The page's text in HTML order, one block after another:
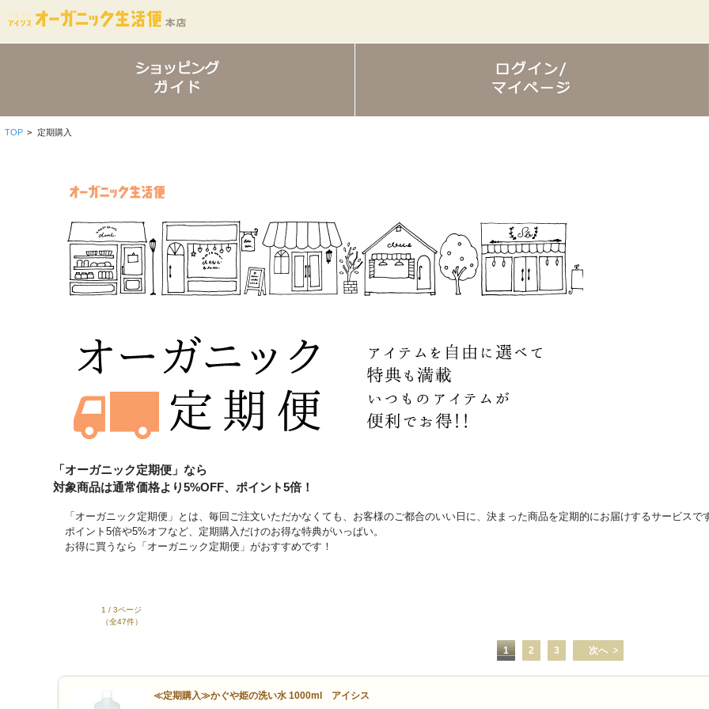
TOP > 定期購入
「オーガニック定期便」なら
対象商品は通常価格より5%OFF、ポイント5倍！
「オーガニック定期便」とは、毎回ご注文いただかなくても、お客様のご都合のいい日に、決まった商品を定期的にお届けするサービスで
ポイント5倍や5%オフなど、定期購入だけのお得な特典がいっぱい。
お得に買うなら「オーガニック定期便」がおすすめです！
1 / 3ページ
（全47件）
1 2 3 次へ
≪定期購入≫かぐや姫の洗い水 1000ml アイシス